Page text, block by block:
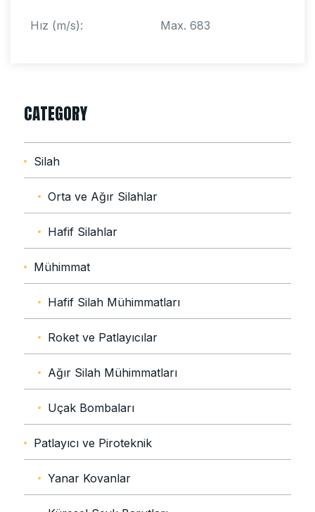
Hız (m/s): Max. 683
CATEGORY
Silah
Orta ve Ağır Silahlar
Hafif Silahlar
Mühimmat
Hafif Silah Mühimmatları
Roket ve Patlayıcılar
Ağır Silah Mühimmatları
Uçak Bombaları
Patlayıcı ve Piroteknik
Yanar Kovanlar